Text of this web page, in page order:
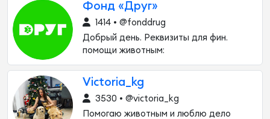
Фонд «Друг»
1414 • @fonddrug
Добрый день. Реквизиты для фин.
помощи животным:
Victoria_kg
3530 • @victoria_kg
Помогаю животным и люблю дело